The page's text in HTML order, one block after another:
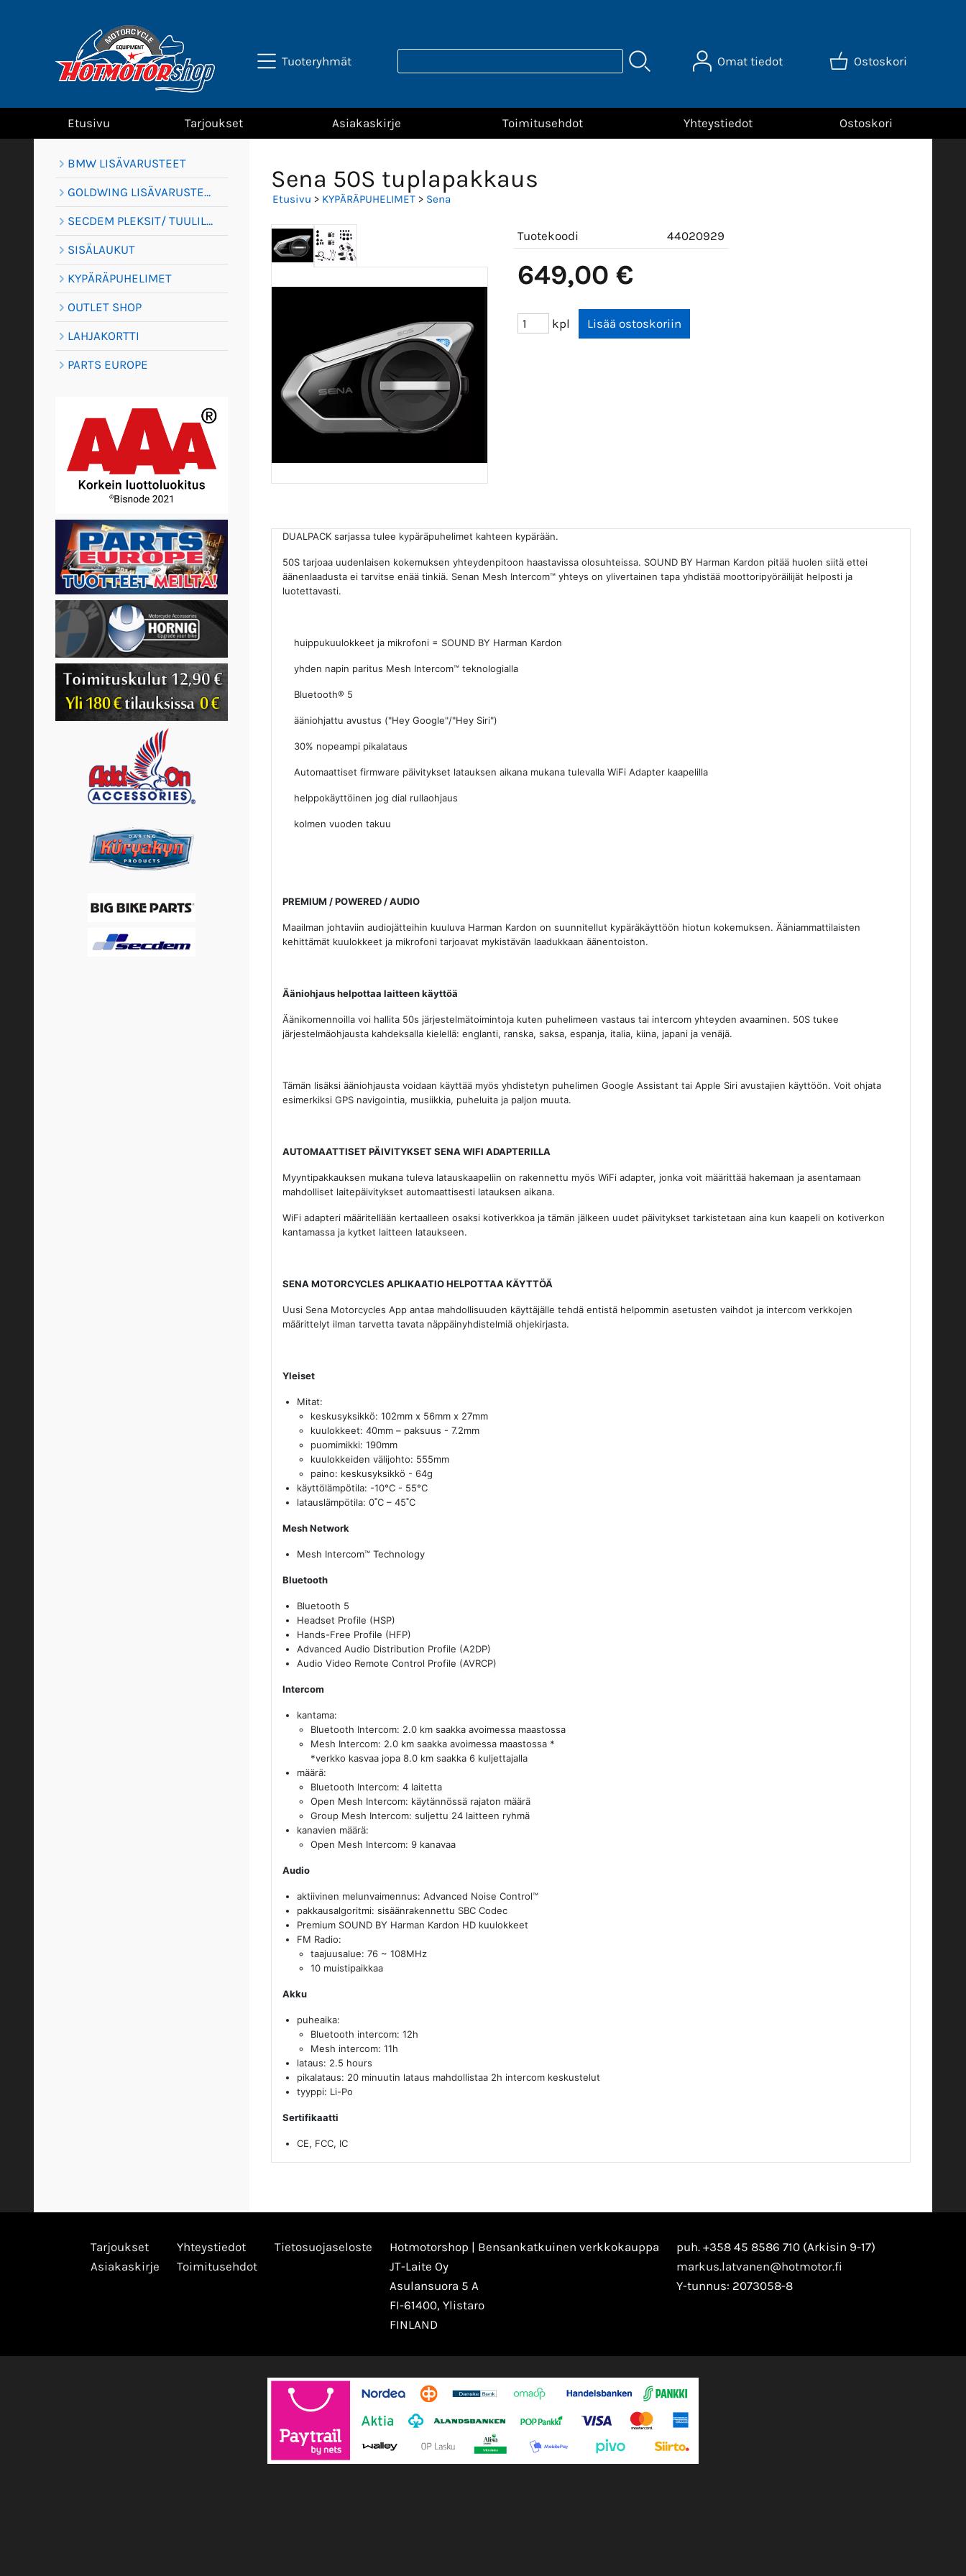
Tuoteryhmät Omat tiedot Ostoskori
Etusivu Tarjoukset Asiakaskirje Toimitusehdot Yhteystiedot Ostoskori
BMW LISÄVARUSTEET
GOLDWING LISÄVARUSTEET
SECDEM PLEKSIT/ TUULILASIT
SISÄLAUKUT
KYPÄRÄPUHELIMET
OUTLET SHOP
LAHJAKORTTI
PARTS EUROPE
Sena 50S tuplapakkaus
Etusivu > KYPÄRÄPUHELIMET > Sena
Tuotekoodi 44020929
649,00 €
kpl
DUALPACK sarjassa tulee kypäräpuhelimet kahteen kypärään.
50S tarjoaa uudenlaisen kokemuksen yhteydenpitoon haastavissa olosuhteissa. SOUND BY Harman Kardon pitää huolen siitä ettei
äänenlaadusta ei tarvitse enää tinkiä. Senan Mesh Intercom™ yhteys on ylivertainen tapa yhdistää moottoripyöräilijät helposti ja
luotettavasti.
huippukuulokkeet ja mikrofoni = SOUND BY Harman Kardon
yhden napin paritus Mesh Intercom™ teknologialla
Bluetooth® 5
ääniohjattu avustus ("Hey Google"/"Hey Siri")
30% nopeampi pikalataus
Automaattiset firmware päivitykset latauksen aikana mukana tulevalla WiFi Adapter kaapelilla
helppokäyttöinen jog dial rullaohjaus
kolmen vuoden takuu
PREMIUM / POWERED / AUDIO
Maailman johtaviin audiojätteihin kuuluva Harman Kardon on suunnitellut kypäräkäyttöön hiotun kokemuksen. Ääniammattilaisten
kehittämät kuulokkeet ja mikrofoni tarjoavat mykistävän laadukkaan äänentoiston.
Ääniohjaus helpottaa laitteen käyttöä
Äänikomennoilla voi hallita 50s järjestelmätoimintoja kuten puhelimeen vastaus tai intercom yhteyden avaaminen. 50S tukee
järjestelmäohjausta kahdeksalla kielellä: englanti, ranska, saksa, espanja, italia, kiina, japani ja venäjä.
Tämän lisäksi ääniohjausta voidaan käyttää myös yhdistetyn puhelimen Google Assistant tai Apple Siri avustajien käyttöön. Voit ohjata
esimerkiksi GPS navigointia, musiikkia, puheluita ja paljon muuta.
AUTOMAATTISET PÄIVITYKSET SENA WIFI ADAPTERILLA
Myyntipakkauksen mukana tuleva latauskaapeliin on rakennettu myös WiFi adapter, jonka voit määrittää hakemaan ja asentamaan
mahdolliset laitepäivitykset automaattisesti latauksen aikana.
WiFi adapteri määritellään kertaalleen osaksi kotiverkkoa ja tämän jälkeen uudet päivitykset tarkistetaan aina kun kaapeli on kotiverkon
kantamassa ja kytket laitteen lataukseen.
SENA MOTORCYCLES APLIKAATIO HELPOTTAA KÄYTTÖÄ
Uusi Sena Motorcycles App antaa mahdollisuuden käyttäjälle tehdä entistä helpommin asetusten vaihdot ja intercom verkkojen
määrittelyt ilman tarvetta tavata näppäinyhdistelmiä ohjekirjasta.
Yleiset
Mitat:
keskusyksikkö: 102mm x 56mm x 27mm
kuulokkeet: 40mm – paksuus - 7.2mm
puomimikki: 190mm
kuulokkeiden välijohto: 555mm
paino: keskusyksikkö - 64g
käyttölämpötila: -10°C - 55°C
latauslämpötila: 0˚C – 45˚C
Mesh Network
Mesh Intercom™ Technology
Bluetooth
Bluetooth 5
Headset Profile (HSP)
Hands-Free Profile (HFP)
Advanced Audio Distribution Profile (A2DP)
Audio Video Remote Control Profile (AVRCP)
Intercom
kantama:
Bluetooth Intercom: 2.0 km saakka avoimessa maastossa
Mesh Intercom: 2.0 km saakka avoimessa maastossa *
*verkko kasvaa jopa 8.0 km saakka 6 kuljettajalla
määrä:
Bluetooth Intercom: 4 laitetta
Open Mesh Intercom: käytännössä rajaton määrä
Group Mesh Intercom: suljettu 24 laitteen ryhmä
kanavien määrä:
Open Mesh Intercom: 9 kanavaa
Audio
aktiivinen melunvaimennus: Advanced Noise Control™
pakkausalgoritmi: sisäänrakennettu SBC Codec
Premium SOUND BY Harman Kardon HD kuulokkeet
FM Radio:
taajuusalue: 76 ~ 108MHz
10 muistipaikkaa
Akku
puheaika:
Bluetooth intercom: 12h
Mesh intercom: 11h
lataus: 2.5 hours
pikalataus: 20 minuutin lataus mahdollistaa 2h intercom keskustelut
tyyppi: Li-Po
Sertifikaatti
CE, FCC, IC
Tarjoukset
Asiakaskirje
Yhteystiedot
Toimitusehdot
Tietosuojaseloste
Hotmotorshop | Bensankatkuinen verkkokauppa
JT-Laite Oy
Asulansuora 5 A
FI-61400, Ylistaro
FINLAND
puh. +358 45 8586 710 (Arkisin 9-17)
markus.latvanen@hotmotor.fi
Y-tunnus: 2073058-8